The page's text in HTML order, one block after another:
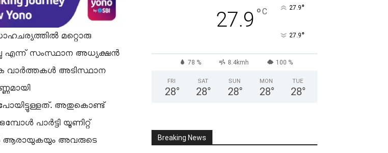
മറ്റൊരു
എന്ന് സംസ്ഥാന അധ്യക്ഷൻ
വാർത്തകൾ അടിസ്ഥാന
പോയിട്ടുള്ളത്. അതുകൊണ്ട്
പാർട്ടി യൂണിറ്റ്
ആരായുകയും അവരുടെ
27.9 °C 27.9°
27.9°
78 % 8.4kmh 100 %
FRI
28°
SAT
28°
SUN
28°
MON
28°
TUE
28°
Breaking News